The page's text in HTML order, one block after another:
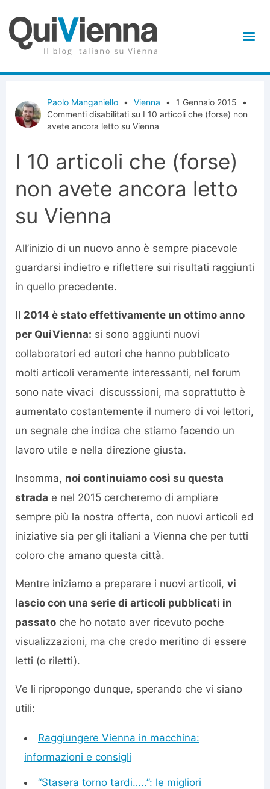
Paolo Manganiello • Vienna • 1 Gennaio 2015
•
Commenti disabilitati su I 10 articoli che (forse) non
avete ancora letto su Vienna
I 10 articoli che (forse)
non avete ancora letto
su Vienna
All’inizio di un nuovo anno è sempre piacevole
guardarsi indietro e riflettere sui risultati raggiunti
in quello precedente.
Il 2014 è stato effettivamente un ottimo anno
per QuiVienna: si sono aggiunti nuovi
collaboratori ed autori che hanno pubblicato
molti articoli veramente interessanti, nel forum
sono nate vivaci discusssioni, ma soprattutto è
aumentato costantemente il numero di voi lettori,
un segnale che indica che stiamo facendo un
lavoro utile e nella direzione giusta.
Insomma, noi continuiamo così su questa
strada e nel 2015 cercheremo di ampliare
sempre più la nostra offerta, con nuovi articoli ed
iniziative sia per gli italiani a Vienna che per tutti
coloro che amano questa città.
Mentre iniziamo a preparare i nuovi articoli, vi
lascio con una serie di articoli pubblicati in
passato che ho notato aver ricevuto poche
visualizzazioni, ma che credo meritino di essere
letti (o riletti).
Ve li ripropongo dunque, sperando che vi siano
utili:
Raggiungere Vienna in macchina:
informazioni e consigli
“Stasera torno tardi…..”: le migliori